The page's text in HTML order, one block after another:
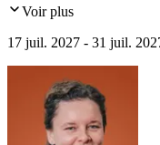
Voir plus
17 juil. 2027 - 31 juil.